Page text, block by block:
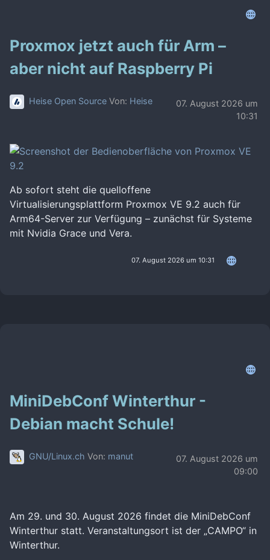
Proxmox jetzt auch für Arm –
aber nicht auf Raspberry Pi
Heise Open Source Von: Heise
07. August 2026 um
10:31
Ab sofort steht die quelloffene
Virtualisierungsplattform Proxmox VE 9.2 auch für
Arm64-Server zur Verfügung – zunächst für Systeme
mit Nvidia Grace und Vera.
07. August 2026 um 10:31
MiniDebConf Winterthur -
Debian macht Schule!
GNU/Linux.ch Von: manut
07. August 2026 um
09:00
Am 29. und 30. August 2026 findet die MiniDebConf
Winterthur statt. Veranstaltungsort ist der „CAMPO“ in
Winterthur.